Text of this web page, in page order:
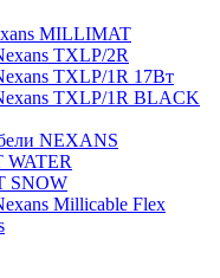
MILLIMAT
TXLP/2R
TXLP/1R 17Вт
TXLP/1R BLACK
NEXANS
WATER
SNOW
Millicable Flex